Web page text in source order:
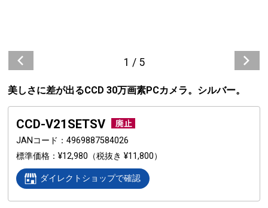
1 / 5
美しさに差が出るCCD 30万画素PCカメラ。シルバー。
CCD-V21SETSV
JANコード
4969887584026
標準価格
¥12,980 （税抜き ¥11,800）
ダイレクトショップで確認